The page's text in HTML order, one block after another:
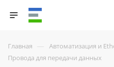
Главная — Автоматизация и
Провода для передачи данных